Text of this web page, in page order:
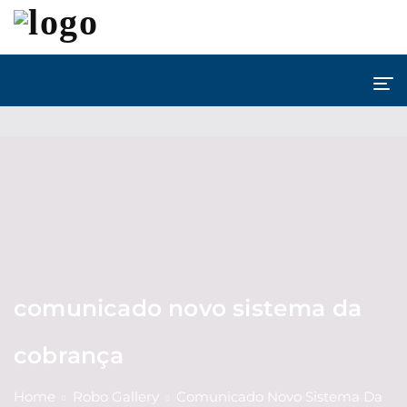
comunicado novo sistema da
cobrança
Home Robo Gallery
Comunicado Novo Sistema Da